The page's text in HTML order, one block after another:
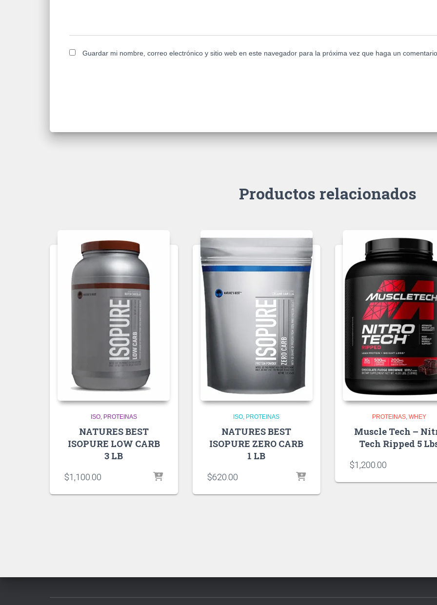
Guardar mi nombre, correo electrónico y sitio web en este navegador para la próxima vez que haga un
Productos relacionados
ISO PROTEINAS
NATURES BEST
ISOPURE LOW CARB
3 LB
$1,100.00
ISO PROTEINAS
NATURES BEST
ISOPURE ZERO CARB
1 LB
$620.00
PROTEINAS WHEY
Muscle Tech –
Tech Ripped 5
$1,200.00